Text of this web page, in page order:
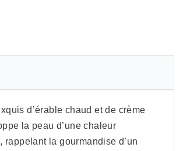
d’érable chaud et de crème
la peau d’une chaleur
rappelant la gourmandise d’un